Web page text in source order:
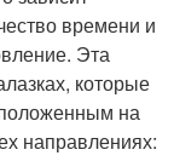
времени и
Эта
которые
на
направлениях: